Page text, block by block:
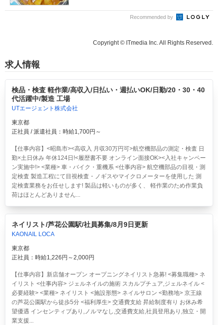
Recommended by
Copyright © ITmedia Inc. All Rights Reserved.
求人情報
検品・検査 軽作業/高収入/日払い・週払いOK/日勤/20・30・40
代活躍中/製造 工場
UTエージェント株式会社
東京都
正社員 / 派遣社員：時給1,700円～
【仕事内容】<昭島市><高収入 月収30万円可>航空機部品の測定・検査 日
勤×土日休み 年休124日!<履歴書不要 オンライン面接OK><入社キャンペー
ン実施中!> <業種> 車・バイク・重機系 <仕事内容> 航空機部品の目視・測
定検査 製造工程にて目視検査・ノギスやマイクロメーターを使用した 測
定検査業務をお任せします! 製品は軽いものが多く、 軽作業のため作業負
荷はほとんどありません...
ネイリスト/芦花公園駅/社員募集/8月9日更新
KAONAIL LOCA
東京都
正社員：時給1,226円～2,000円
【仕事内容】新店舗オープン オープニングネイリスト急募! <募集職種> ネ
イリスト <仕事内容> ジェルネイルの施術 スカルプチュア,ジェルネイル <
必要経験> <業種> ネイリスト <施設形態> ネイルサロン <勤務地> 京王線
の芦花公園駅から徒歩5分 <福利厚生> 交通費支給 昇給制度有り お休み希
望優遇 インセンティブあり,ノルマなし,交通費支給,社員登用あり,独立・開
業支援...